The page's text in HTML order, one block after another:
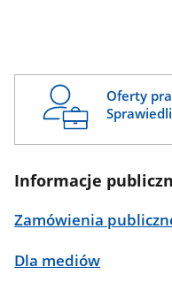
Oferty
Informacje
Zamówienia
Dla mediów